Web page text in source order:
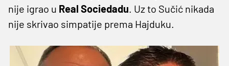
nije igrao u Real Sociedadu. Uz to Sučić nikada
nije skrivao simpatije prema Hajduku.